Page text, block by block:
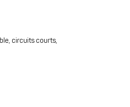
circuits courts,